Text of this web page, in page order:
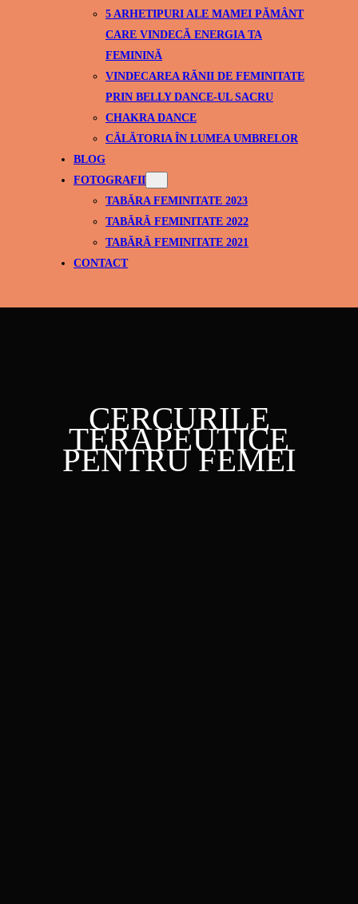
5 ARHETIPURI ALE MAMEI PĂMÂNT
CARE VINDECĂ ENERGIA TA
FEMININĂ
VINDECAREA RĂNII DE FEMINITATE
PRIN BELLY DANCE-UL SACRU
CHAKRA DANCE
CĂLĂTORIA ÎN LUMEA UMBRELOR
BLOG
FOTOGRAFII
TABĂRA FEMINITATE 2023
TABĂRĂ FEMINITATE 2022
TABĂRĂ FEMINITATE 2021
CONTACT
CERCURILE
TERAPEUTICE
PENTRU FEMEI